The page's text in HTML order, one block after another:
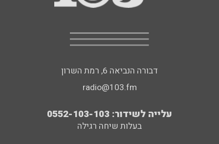
דבורה הנביאה 6, רמת השרון
radio@103.fm
עלייה לשידור: 0552-103-103
בעלות שיחה רגילה